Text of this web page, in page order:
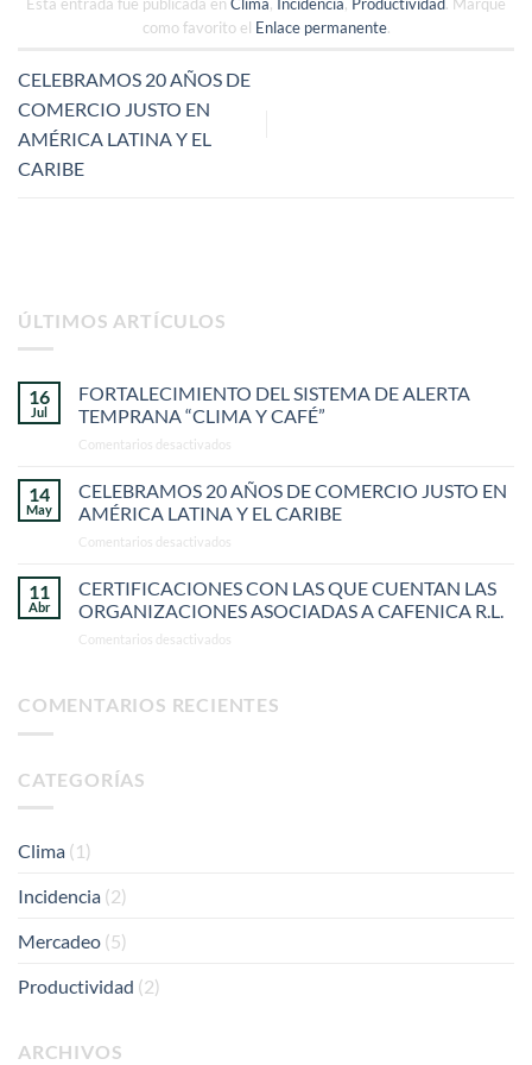
como favorito el Enlace permanente.
CELEBRAMOS 20 AÑOS DE
COMERCIO JUSTO EN
AMÉRICA LATINA Y EL
CARIBE
ÚLTIMOS ARTÍCULOS
16
Jul
FORTALECIMIENTO DEL SISTEMA DE ALERTA
TEMPRANA “CLIMA Y CAFÉ”
Comentarios desactivados
DEL
DE
“CLIMA
Y
14
May
CELEBRAMOS 20 AÑOS DE COMERCIO JUSTO EN
AMÉRICA LATINA Y EL CARIBE
Comentarios desactivados
20
DE
AMÉRICA
11
Abr
CERTIFICACIONES CON LAS QUE CUENTAN LAS
ORGANIZACIONES ASOCIADAS A CAFENICA R.L.
Comentarios desactivados
LAS
COMENTARIOS RECIENTES
CATEGORÍAS
Clima (1)
Incidencia (2)
Mercadeo (5)
Productividad (2)
ARCHIVOS